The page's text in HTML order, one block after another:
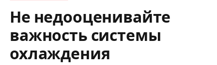
Не недооценивайте
важность системы
охлаждения